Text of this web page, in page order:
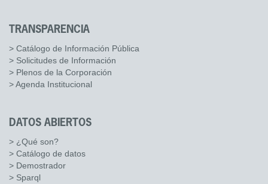
TRANSPARENCIA
> Catálogo de Información Pública
> Solicitudes de Información
> Plenos de la Corporación
> Agenda Institucional
DATOS ABIERTOS
> ¿Qué son?
> Catálogo de datos
> Demostrador
> Sparql